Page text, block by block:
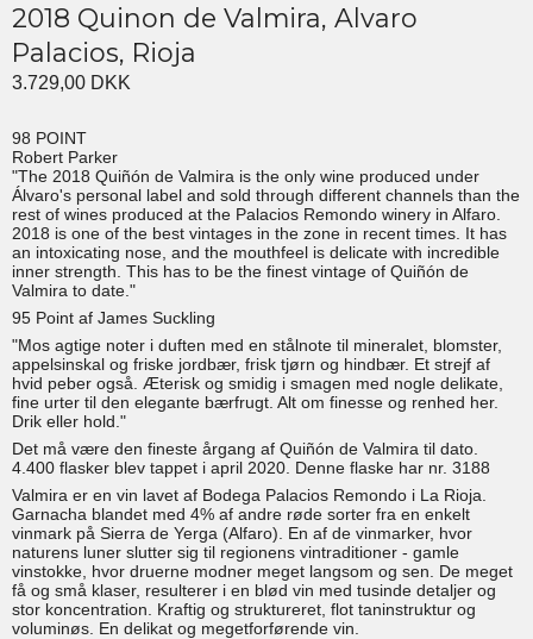
2018 Quinon de Valmira, Alvaro
Palacios, Rioja
3.729,00 DKK
98 POINT
Robert Parker
"The 2018 Quiñón de Valmira is the only wine produced under
Álvaro's personal label and sold through different channels than the
rest of wines produced at the Palacios Remondo winery in Alfaro.
2018 is one of the best vintages in the zone in recent times. It has
an intoxicating nose, and the mouthfeel is delicate with incredible
inner strength. This has to be the finest vintage of Quiñón de
Valmira to date."
95 Point af James Suckling
"Mos agtige noter i duften med en stålnote til mineralet, blomster,
appelsinskal og friske jordbær, frisk tjørn og hindbær. Et strejf af
hvid peber også. Æterisk og smidig i smagen med nogle delikate,
fine urter til den elegante bærfrugt. Alt om finesse og renhed her.
Drik eller hold."
Det må være den fineste årgang af Quiñón de Valmira til dato.
4.400 flasker blev tappet i april 2020. Denne flaske har nr. 3188
Valmira er en vin lavet af Bodega Palacios Remondo i La Rioja.
Garnacha blandet med 4% af andre røde sorter fra en enkelt
vinmark på Sierra de Yerga (Alfaro). En af de vinmarker, hvor
naturens luner slutter sig til regionens vintraditioner - gamle
vinstokke, hvor druerne modner meget langsom og sen. De meget
få og små klaser, resulterer i en blød vin med tusinde detaljer og
stor koncentration. Kraftig og struktureret, flot taninstruktur og
voluminøs. En delikat og megetforførende vin.